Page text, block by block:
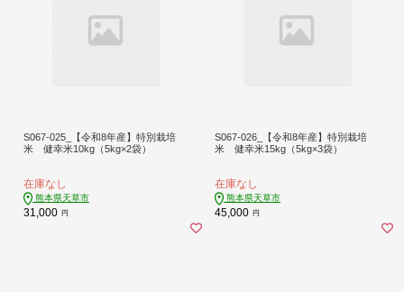
S067-025_【令和8年産】特別栽培
米 健幸米10kg（5kg×2袋）
在庫なし
熊本県天草市
31,000 円
S067-026_【令和8年産】特別栽培
米 健幸米15kg（5kg×3袋）
在庫なし
熊本県天草市
45,000 円